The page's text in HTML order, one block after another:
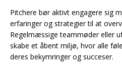
Pitchere bør aktivt engagere sig
erfaringer og strategier til at
Regelmæssige teammøder eller
skabe et åbent miljø, hvor alle
deres bekymringer og succeser.